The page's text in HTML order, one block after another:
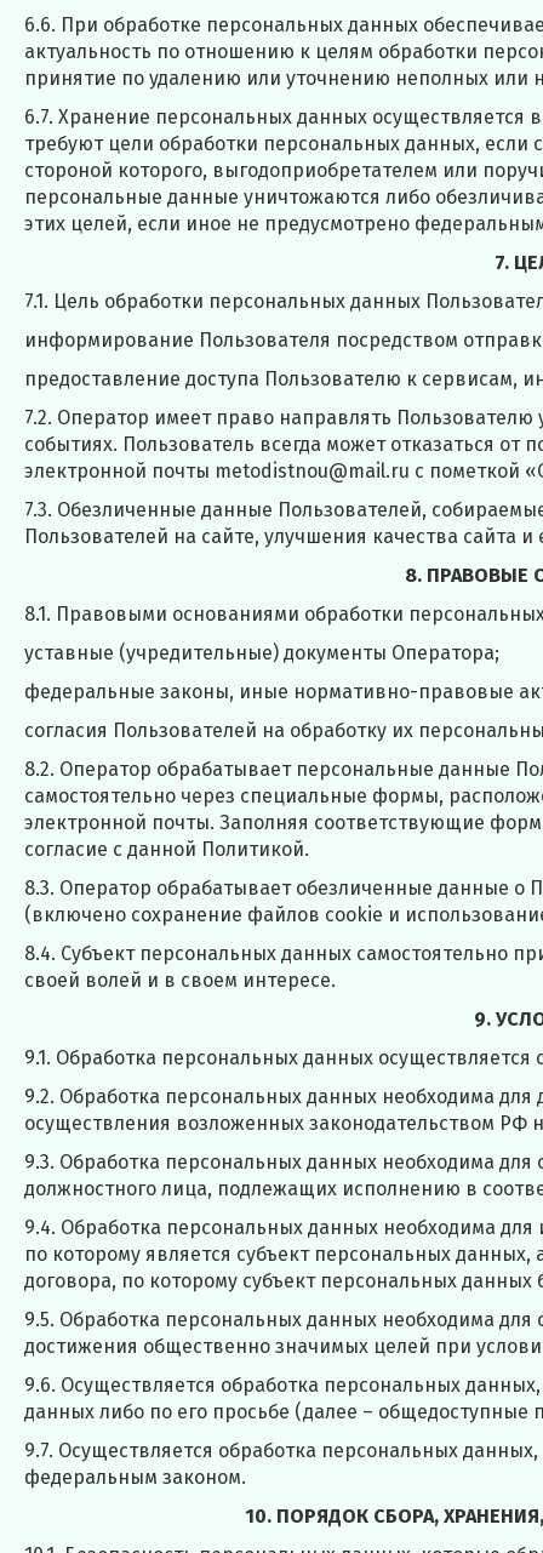
6.6. При обработке персональных данных
актуальность по отношению к целям обработки
принятие по удалению или уточнению неполных или
6.7. Хранение персональных данных
требуют цели обработки персональных данных,
стороной которого, выгодоприобретателем или
персональные данные уничтожаются либо
этих целей, если иное не предусмотрено
7.
7.1. Цель обработки персональных данных
информирование Пользователя посредством
предоставление доступа Пользователю к
7.2. Оператор имеет право направлять
событиях. Пользователь всегда может отказаться
электронной почты metodistnou@mail.ru с пометкой
7.3. Обезличенные данные Пользователей,
Пользователей на сайте, улучшения качества сайта и
8. ПРАВОВЫЕ
8.1. Правовыми основаниями обработки
уставные (учредительные) документы Оператора;
федеральные законы, иные нормативно-правовые
согласия Пользователей на обработку их
8.2. Оператор обрабатывает персональные данные
самостоятельно через специальные формы,
электронной почты. Заполняя соответствующие
согласие с данной Политикой.
8.3. Оператор обрабатывает обезличенные данные о
(включено сохранение файлов cookie и
8.4. Субъект персональных данных самостоятельно
своей волей и в своем интересе.
9.
9.1. Обработка персональных данных
9.2. Обработка персональных данных необходима
осуществления возложенных законодательством РФ
9.3. Обработка персональных данных необходима для
должностного лица, подлежащих исполнению в
9.4. Обработка персональных данных необходима
по которому является субъект персональных
договора, по которому субъект персональных
9.5. Обработка персональных данных необходима
достижения общественно значимых целей при
9.6. Осуществляется обработка персональных
данных либо по его просьбе (далее – общедоступные
9.7. Осуществляется обработка персональных
федеральным законом.
10. ПОРЯДОК СБОРА,